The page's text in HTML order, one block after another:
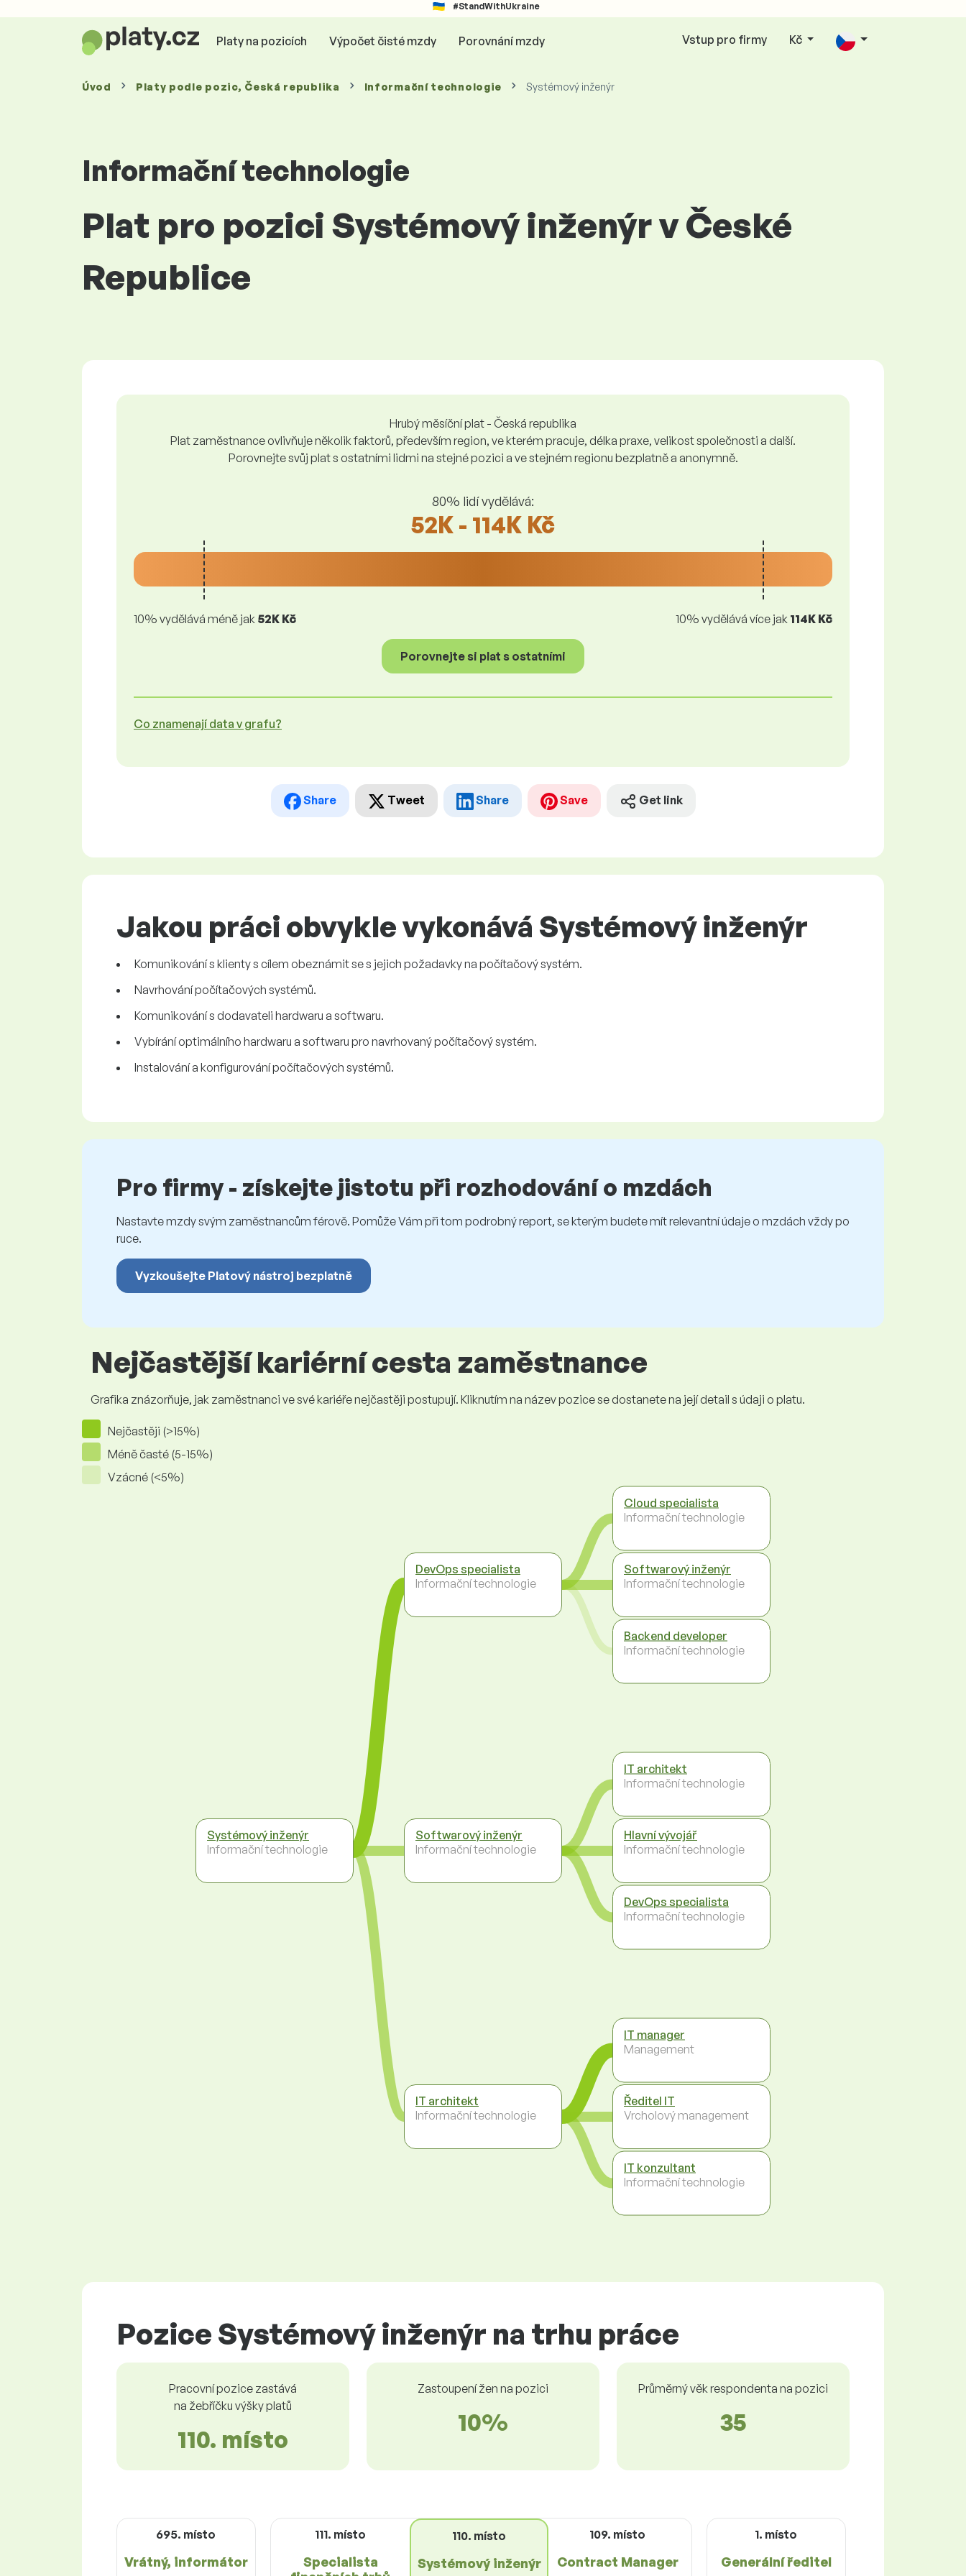
#StandWithUkraine
Platy na pozicích Výpočet čisté mzdy Porovnání mzdy Vstup pro firmy Kč
Úvod Platy podle pozic, Česká republika Informační technologie Systémový inženýr
Informační technologie
Plat pro pozici Systémový inženýr v České
Republice
Hrubý měsíční plat - Česká republika
Plat zaměstnance ovlivňuje několik faktorů, především region, ve kterém pracuje, délka praxe, velikost společnosti a další.
Porovnejte svůj plat s ostatními lidmi na stejné pozici a ve stejném regionu bezplatně a anonymně.
80% lidí vydělává:
52K - 114K Kč
10% vydělává méně jak 52K Kč 10% vydělává více jak 114K Kč
Porovnejte si plat s ostatními
Co znamenají data v grafu?
Share Tweet Share Save Get link
Jakou práci obvykle vykonává Systémový inženýr
Komunikování s klienty s cílem obeznámit se s jejich požadavky na počítačový systém.
Navrhování počítačových systémů.
Komunikování s dodavateli hardwaru a softwaru.
Vybírání optimálního hardwaru a softwaru pro navrhovaný počítačový systém.
Instalování a konfigurování počítačových systémů.
Pro firmy - získejte jistotu při rozhodování o mzdách
Nastavte mzdy svým zaměstnancům férově. Pomůže Vám při tom podrobný report, se kterým budete mít relevantní údaje o mzdách vždy po
ruce.
Vyzkoušejte Platový nástroj bezplatně
Nejčastější kariérní cesta zaměstnance
Grafika znázorňuje, jak zaměstnanci ve své kariéře nejčastěji postupují. Kliknutím na název pozice se dostanete na její detail s údaji o platu.
Nejčastěji (>15%)
Méně časté (5-15%)
Vzácné (<5%)
Systémový inženýr
Informační technologie
DevOps specialista
Informační technologie
Softwarový inženýr
Informační technologie
IT architekt
Informační technologie
Cloud specialista
Informační technologie
Softwarový inženýr
Informační technologie
Backend developer
Informační technologie
IT architekt
Informační technologie
Hlavní vývojář
Informační technologie
DevOps specialista
Informační technologie
IT manager
Management
Ředitel IT
Vrcholový management
IT konzultant
Informační technologie
Pozice Systémový inženýr na trhu práce
Pracovní pozice zastává
na žebříčku výšky platů
110. místo
Zastoupení žen na pozici
10%
Průměrný věk respondenta na pozici
35
695. místo
Vrátný, informátor
111. místo
Specialista
110. místo
Systémový inženýr
109. místo
Contract Manager
1. místo
Generální ředitel